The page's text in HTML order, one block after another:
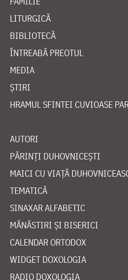
LITURGICĂ
BIBLIOTECĂ
ÎNTREABĂ PREOTUL
MEDIA
ȘTIRI
HRAMUL SFINTEI CUVIOASE
AUTORI
PĂRINȚI DUHOVNICEȘTI
MAICI CU VIAȚĂ
TEMATICĂ
SINAXAR ALFABETIC
MĂNĂSTIRI ȘI BISERICI
CALENDAR ORTODOX
WIDGET DOXOLOGIA
RADIO DOXOLOGIA